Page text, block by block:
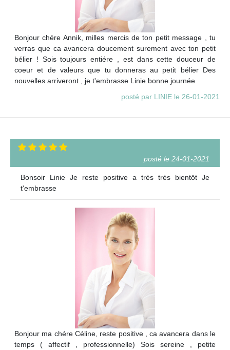
Bonjour chére Annik, milles mercis de ton petit message , tu
verras que ca avancera doucement surement avec ton petit
bélier ! Sois toujours entiére , est dans cette douceur de
coeur et de valeurs que tu donneras au petit bélier Des
nouvelles arriveront , je t'embrasse Linie bonne journée
posté par LINIE le 26-01-2021
posté le 24-01-2021
Bonsoir Linie Je reste positive a très très bientôt Je
t'embrasse
Bonjour ma chére Céline, reste positive , ca avancera dans le
temps ( affectif , professionnelle) Sois sereine , petite